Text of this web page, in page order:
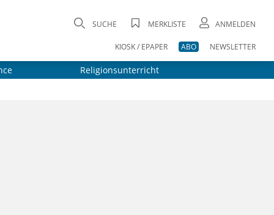
SUCHE MERKLISTE ANMELDEN
KIOSK / EPAPER ABO NEWSLETTER
Religionsunterricht